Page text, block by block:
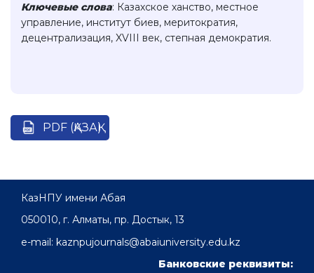
Ключевые слова: Казахское ханство, местное
управление, институт биев, меритократия,
децентрализация, XVIII век, степная демократия.
PDF (ҚАЗАҚ)
КазНПУ имени Абая
050010, г. Алматы, пр. Достык, 13
e-mail: kaznpujournals@abaiuniversity.edu.kz
Банковские реквизиты: